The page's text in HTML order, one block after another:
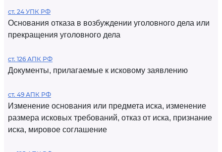
ст. 24 УПК РФ
Основания отказа в возбуждении уголовного дела или
прекращения уголовного дела
ст. 126 АПК РФ
Документы, прилагаемые к исковому заявлению
ст. 49 АПК РФ
Изменение основания или предмета иска, изменение
размера исковых требований, отказ от иска, признание
иска, мировое соглашение